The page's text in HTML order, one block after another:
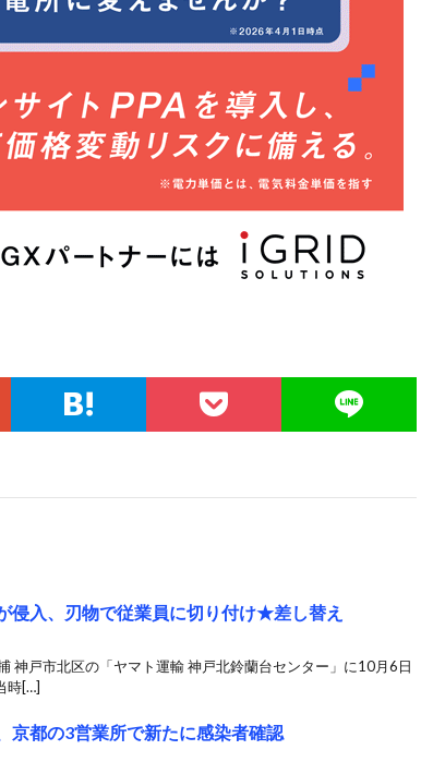
侵入、刃物で従業員に切り付け★差し替え
神戸市北区の「ヤマト運輸 神戸北鈴蘭台センター」に10月6日
時[…]
京都の3営業所で新たに感染者確認